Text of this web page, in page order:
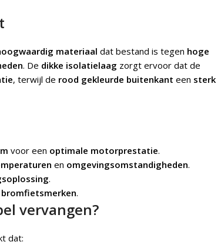
materiaal dat bestand is tegen hoge
. De dikke isolatielaag zorgt ervoor dat de
, terwijl de rood gekleurde buitenkant een sterk
voor een optimale motorprestatie.
en omgevingsomstandigheden.
.
.
vervangen?
dat: